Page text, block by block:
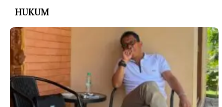
HUKUM